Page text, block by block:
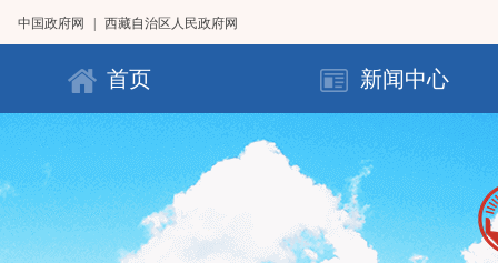
中国政府网 西藏自治区人民政府网
首页 新闻中心